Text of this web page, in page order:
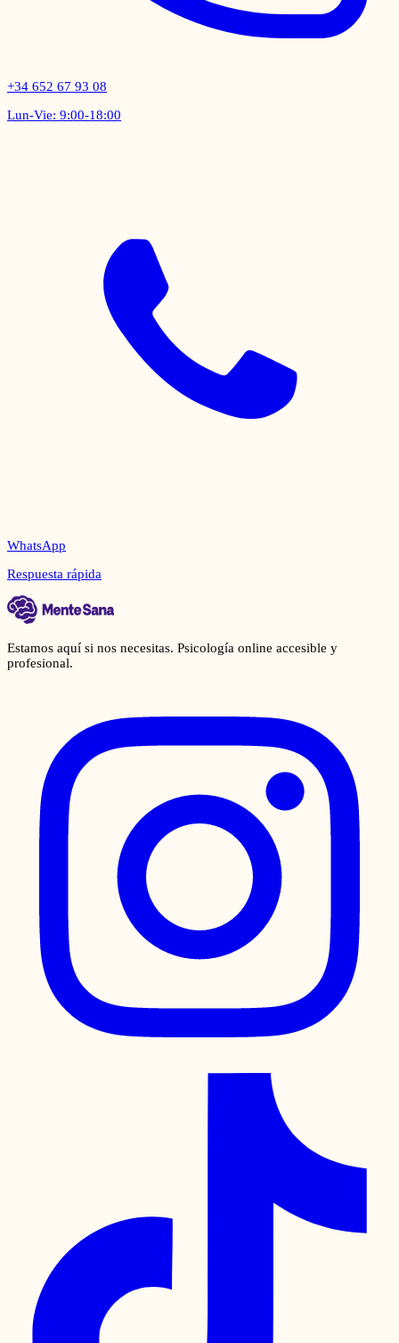
+34 652 67 93 08
Lun-Vie: 9:00-18:00
WhatsApp
Respuesta rápida
Estamos aquí si nos necesitas. Psicología online accesible y
profesional.